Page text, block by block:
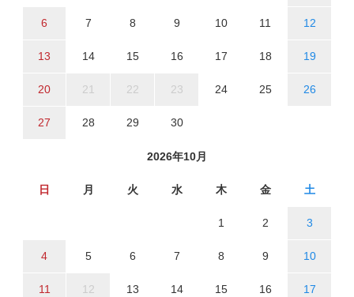
6 7 8 9 10 11 12
13 14 15 16 17 18 19
20 21 22 23 24 25 26
27 28 29 30
2026年10月
日 月 火 水 木 金 土
1 2 3
4 5 6 7 8 9 10
11 12 13 14 15 16 17